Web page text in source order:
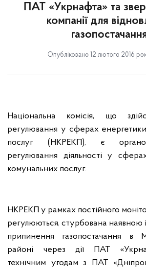
ПАТ «Укрнафта» та
компанії для
Опубліковано 12 лютого 2016
Національна комісія, що
регулювання у сферах
послуг (НКРЕКП), є
регулювання діяльності у
комунальних послуг.
НКРЕКП у рамках постійного
регулюються, стурбована наявною
припинення газопостачання в
районі через дії ПАТ
технічним угодам з ПАТ